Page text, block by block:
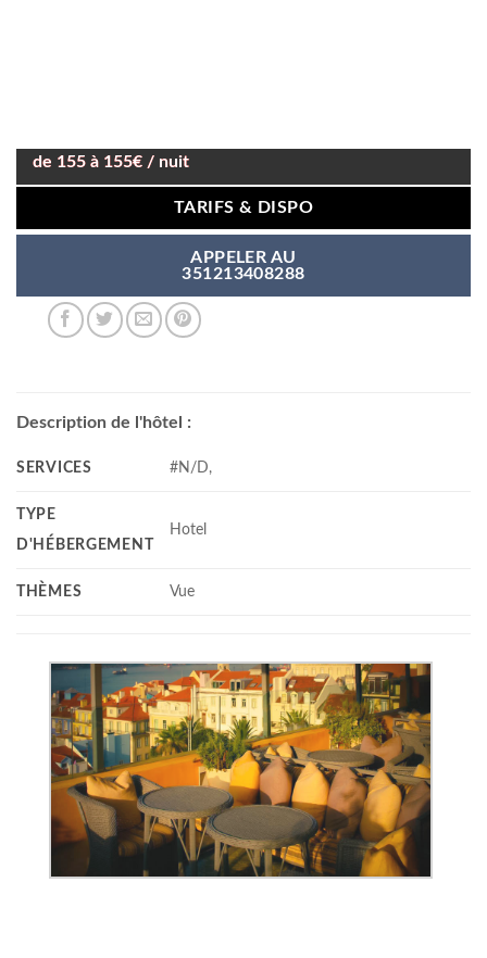
de 155 à 155€ / nuit
TARIFS & DISPO
APPELER AU
351213408288
Description de l'hôtel :
SERVICES #N/D,
TYPE
D'HÉBERGEMENT
Hotel
THÈMES Vue